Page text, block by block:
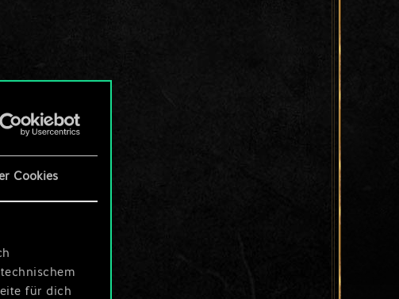
Cookies
für dich